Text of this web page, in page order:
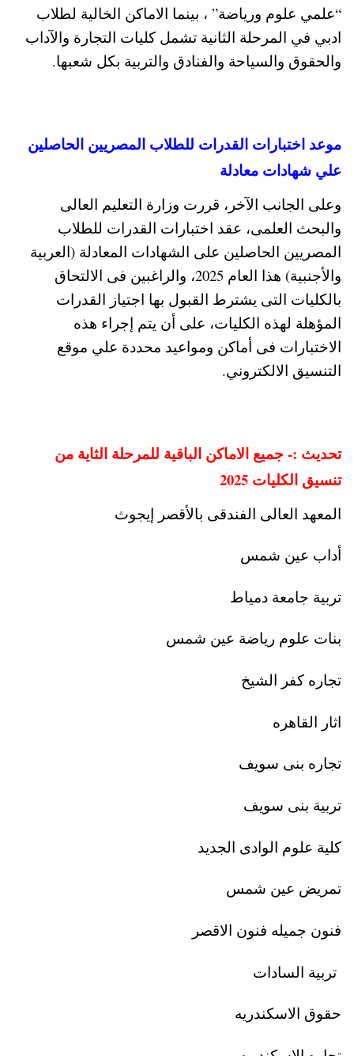
“علمي علوم ورياضة” ، بينما الاماكن الخالية لطلاب
ادبي في المرحلة الثانية تشمل كليات التجارة والآداب
والحقوق والسياحة والفنادق والتربية بكل شعبها.
موعد اختبارات القدرات للطلاب المصريين الحاصلين
علي شهادات معادلة
وعلى الجانب الآخر، قررت وزارة التعليم العالى
والبحث العلمى، عقد اختبارات القدرات للطلاب
المصريين الحاصلين على الشهادات المعادلة (العربية
والأجنبية) هذا العام 2025، والراغبين فى الالتحاق
بالكليات التى يشترط القبول بها اجتياز القدرات
المؤهلة لهذه الكليات، على أن يتم إجراء هذه
الاختبارات فى أماكن ومواعيد محددة علي موقع
التنسيق الالكتروني.
تحديث :- جميع الاماكن الباقية للمرحلة الثاية من
تنسيق الكليات 2025
المعهد العالى الفندقى بالأقصر إيجوث
أداب عين شمس
تربية جامعة دمياط
بنات علوم رياضة عين شمس
تجاره كفر الشيخ
اثار القاهره
تجاره بنى سويف
تربية بنى سويف
كلية علوم الوادى الجديد
تمريض عين شمس
فنون جميله فنون الاقصر
تربية السادات
حقوق الاسكندريه